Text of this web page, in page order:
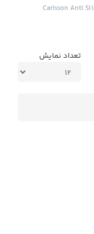
CarIsson Anti
تعداد نمایش